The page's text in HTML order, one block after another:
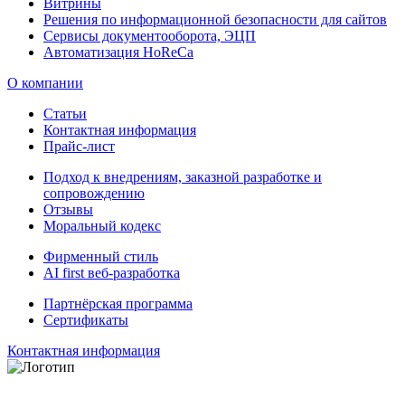
Витрины
Решения по информационной безопасности для сайтов
Сервисы документооборота, ЭЦП
Автоматизация HoReCa
О компании
Статьи
Контактная информация
Прайс-лист
Подход к внедрениям, заказной разработке и
сопровождению
Отзывы
Моральный кодекс
Фирменный стиль
AI first веб-разработка
Партнёрская программа
Сертификаты
Контактная информация